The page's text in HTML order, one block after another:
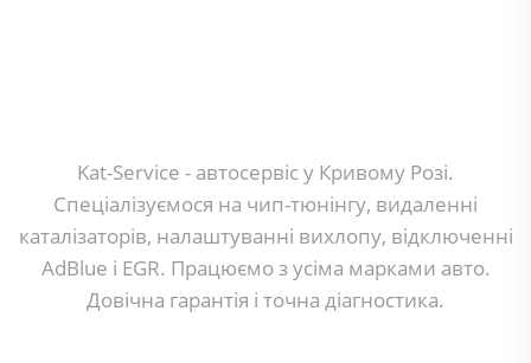
Kat-Service - автосервіс у Кривому Розі.
Спеціалізуємося на чип-тюнінгу, видаленні
каталізаторів, налаштуванні вихлопу, відключенні
AdBlue і EGR. Працюємо з усіма марками авто.
Довічна гарантія і точна діагностика.